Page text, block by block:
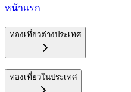
หน้าแรก
ท่องเที่ยวต่างประเทศ
ท่องเที่ยวในประเทศ